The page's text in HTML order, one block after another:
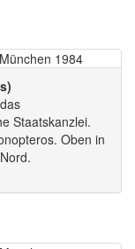
Staatskanzlei.
Oben in